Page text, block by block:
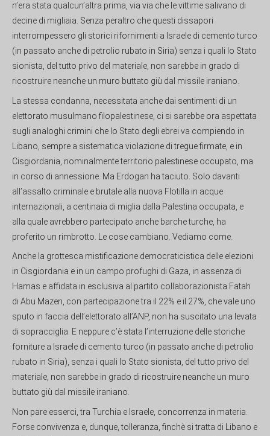
n’era stata qualcun’altra prima, via via che le vittime salivano di
decine di migliaia. Senza peraltro che questi dissapori
interrompessero gli storici rifornimenti a Israele di cemento turco
(in passato anche di petrolio rubato in Siria) senza i quali lo Stato
sionista, del tutto privo del materiale, non sarebbe in grado di
ricostruire neanche un muro buttato giù dal missile iraniano.
La stessa condanna, necessitata anche dai sentimenti di un
elettorato musulmano filopalestinese, ci si sarebbe ora aspettata
sugli analoghi crimini che lo Stato degli ebrei va compiendo in
Libano, sempre a sistematica violazione di tregue firmate, e in
Cisgiordania, nominalmente territorio palestinese occupato, ma
in corso di annessione. Ma Erdogan ha taciuto. Solo davanti
all’assalto criminale e brutale alla nuova Flotilla in acque
internazionali, a centinaia di miglia dalla Palestina occupata, e
alla quale avrebbero partecipato anche barche turche, ha
proferito un rimbrotto. Le cose cambiano. Vediamo come.
Anche la grottesca mistificazione democraticistica delle elezioni
in Cisgiordania e in un campo profughi di Gaza, in assenza di
Hamas e affidata in esclusiva al partito collaborazionista Fatah
di Abu Mazen, con partecipazione tra il 22% e il 27%, che vale uno
sputo in faccia dell’elettorato all’ANP, non ha suscitato una levata
di sopracciglia. E neppure c’è stata l’interruzione delle storiche
forniture a Israele di cemento turco (in passato anche di petrolio
rubato in Siria), senza i quali lo Stato sionista, del tutto privo del
materiale, non sarebbe in grado di ricostruire neanche un muro
buttato giù dal missile iraniano.
Non pare esserci, tra Turchia e Israele, concorrenza in materia.
Forse convivenza e, dunque, tolleranza, finchè si tratta di Libano e